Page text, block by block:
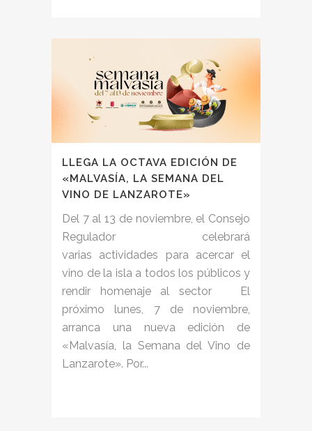
LLEGA LA OCTAVA EDICIÓN DE
«MALVASÍA, LA SEMANA DEL
VINO DE LANZAROTE»
Del 7 al 13 de noviembre, el Consejo
Regulador celebrará
varias actividades para acercar el
vino de la isla a todos los públicos y
rendir homenaje al sector El
próximo lunes, 7 de noviembre,
arranca una nueva edición de
«Malvasía, la Semana del Vino de
Lanzarote». Por...